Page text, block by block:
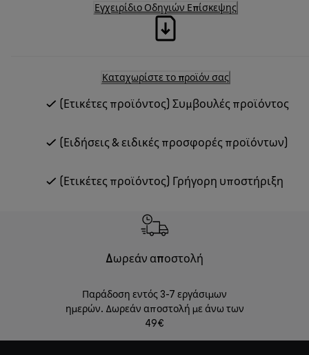
Εγχειρίδιο Οδηγιών Επίσκεψης
Καταχωρίστε το προϊόν σας
(Ετικέτες προϊόντος) Συμβουλές προϊόντος
(Ειδήσεις & ειδικές προσφορές προϊόντων)
(Ετικέτες προϊόντος) Γρήγορη υποστήριξη
Δωρεάν αποστολή
Παράδοση εντός 3-7 εργάσιμων
ημερών. Δωρεάν αποστολή με άνω των
49€